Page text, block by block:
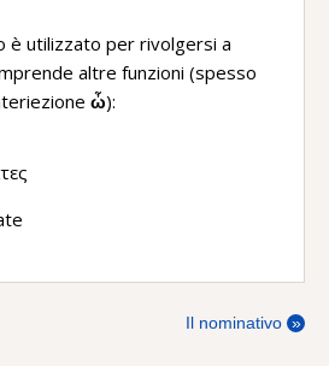
è utilizzato per rivolgersi a
altre funzioni (spesso
ὦ):
Il nominativo »